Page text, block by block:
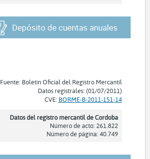
Depósito de cuentas anuales
Fuente: Boletín Oficial del Registro Mercantil
Datos registrales: (01/07/2011)
CVE: BORME-B-2011-151-14
Datos del registro mercantil de Cordoba
Número de acto: 261.822
Número de página: 40.749